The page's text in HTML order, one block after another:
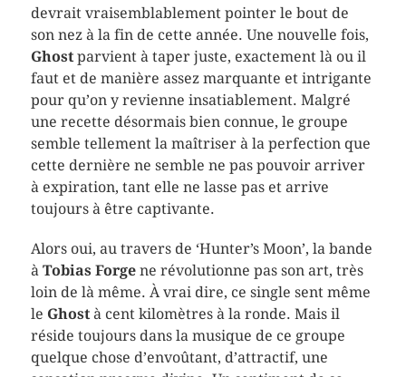
devrait vraisemblablement pointer le bout de
son nez à la fin de cette année. Une nouvelle fois,
Ghostparvient à taper juste, exactement là ou il
faut et de manière assez marquante et intrigante
pour qu’on y revienne insatiablement. Malgré
une recette désormais bien connue, le groupe
semble tellement la maîtriser à la perfection que
cette dernière ne semble ne pas pouvoir arriver
à expiration, tant elle ne lasse pas et arrive
toujours à être captivante.
Alors oui, au travers de ‘Hunter’s Moon’, la bande
à Tobias Forgene révolutionne pas son art, très
loin de là même. À vrai dire, ce single sent même
le Ghostà cent kilomètres à la ronde. Mais il
réside toujours dans la musique de ce groupe
quelque chose d’envoûtant, d’attractif, une